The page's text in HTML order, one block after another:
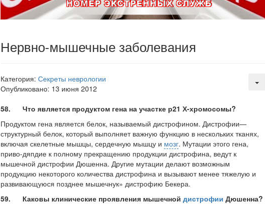
Нервно-мышечные заболевания
Категория: Секреты неврологии
Опубликовано: 13 июня 2012
58. Что является продуктом гена на участке р21 Х-хромосомы?
Продуктом гена является белок, называемый дистрофином. Дистрофии—
структурный белок, который выполняет важную функцию в нескольких тканях,
включая скелетные мышцы, сердечную мышцу и мозг. Мутации этого гена,
приво-дяпдие к полному прекращению продукции дистрофина, ведут к
мышечной дистро­фии Дюшенна. Другие мутации делают возможным
продукцию некоторого количе­ства дистрофина и вызывают менее тяжелую и
развивающуюся позднее мышечнук» дистрофию Бекера.
59. Каковы клинические проявления мышечной дистрофии Дюшенна?